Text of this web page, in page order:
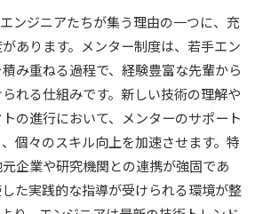
ンジニアたちが集う理由の一つに、充
あります。メンター制度は、若手エン
み重ねる過程で、経験豊富な先輩から
れる仕組みです。新しい技術の理解や
の進行において、メンターのサポート
個々のスキル向上を加速させます。特
企業や研究機関との連携が強固であ
た実践的な指導が受けられる環境が整